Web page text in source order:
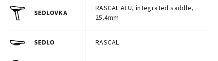
SEDLOVKA
RASCAL ALU, integrated saddle,
25.4mm
SEDLO RASCAL